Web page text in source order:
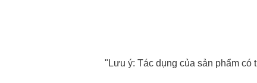
"Lưu ý: Tác dụng của sản phẩm có thể tùy